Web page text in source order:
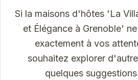
Si la maisons d'hôtes 'La
et Élégance à Grenoble'
exactement à vos
souhaitez explorer
quelques